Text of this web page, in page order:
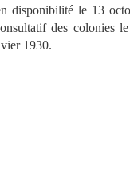
disponibilité le 13
des colonies
1930.